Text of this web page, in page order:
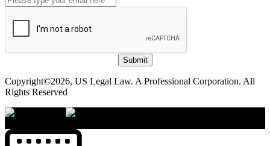
Submit
Copyright©2026, US Legal Law. A Professional Corporation. All
Rights Reserved